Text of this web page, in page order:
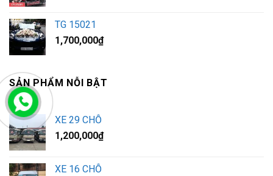
TG 15021
1,700,000₫
SẢN PHẨM NỖI BẬT
XE 29 CHỖ
1,200,000₫
XE 16 CHỖ